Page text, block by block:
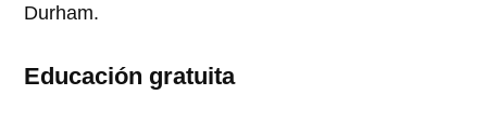
Durham.
Educación gratuita